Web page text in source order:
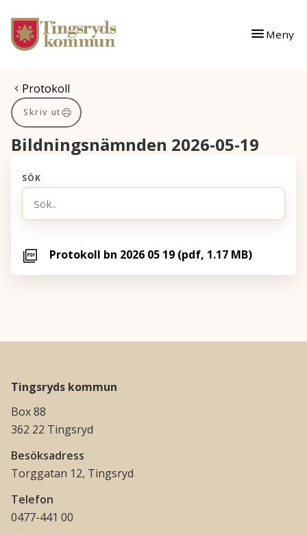
Gå till innehåll
Gå till huvudmeny
Meny
Du är här:
Protokoll
Skriv ut
Bildningsnämnden 2026-05-19
SÖK
Protokoll bn 2026 05 19 (pdf, 1.17 MB)
Tingsryds kommun
Box 88
362 22 Tingsryd
Besöksadress
Torggatan 12, Tingsryd
Telefon
0477-441 00